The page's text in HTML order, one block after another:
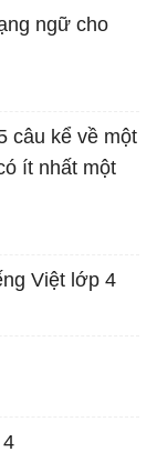
ngữ cho
câu kể về một
ít nhất một
Việt lớp 4